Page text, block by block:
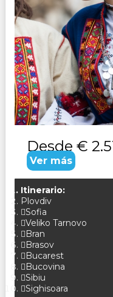
BULGARIA
Duración:
12
Días11
Paquete Turistico de
Sofia, Rila, Plovdv,
Brasov. y Sinaia
Desde €
Ver más
Itinerario:
Plovdiv
Sofia
Veliko Tarnovo
Bran
Brasov
Bucarest
Bucovina
Sibiu
Sighisoara